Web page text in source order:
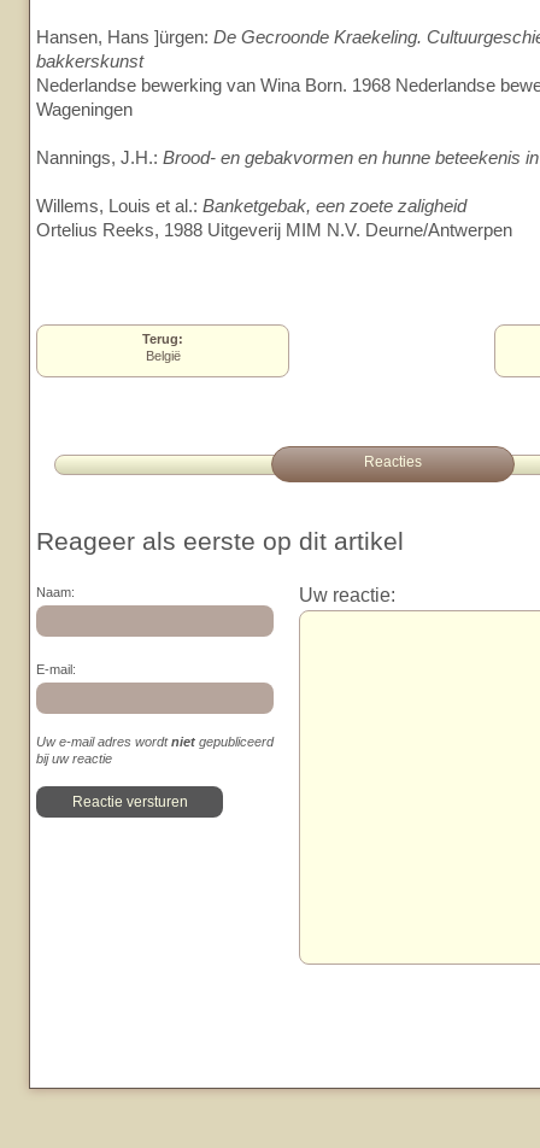
Hansen, Hans ]ürgen: De Gecroonde Kraekeling.
bakkerskunst
Nederlandse bewerking van Wina Born. 1968 Nederlandse
Wageningen
Nannings, J.H.: Brood- en gebakvormen en hunne beteekenis
Willems, Louis et al.: Banketgebak, een zoete zaligheid
Ortelius Reeks, 1988 Uitgeverij MIM N.V. Deurne/Antwerpen
Terug:
België
Reacties
Reageer als eerste op dit artikel
Naam:
E-mail:
Uw e-mail adres wordtniet gepubliceerd
bij uw reactie
Uw reactie: